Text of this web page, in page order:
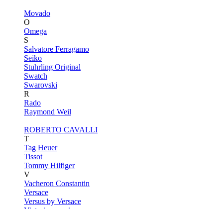
Movado
O
Omega
S
Salvatore Ferragamo
Seiko
Stuhrling Original
Swatch
Swarovski
R
Rado
Raymond Weil
ROBERTO CAVALLI
T
Tag Heuer
Tissot
Tommy Hilfiger
V
Vacheron Constantin
Versace
Versus by Versace